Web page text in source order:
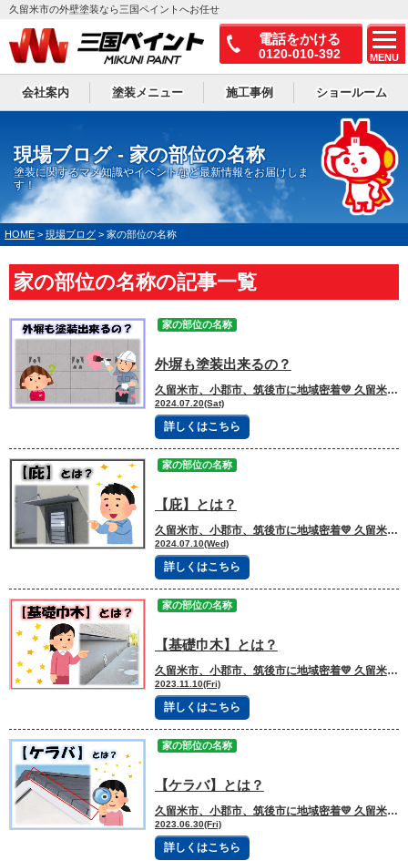
電話をかける
0120-010-392 MENU
久留米市の外壁塗装なら三国ペイントへお任せ
会社案内 塗装メニュー 施工事例 ショールーム
現場ブログ - 家の部位の名称
塗装に関するマメ知識やイベントなど最新情報をお届けしま
す！
HOME > 現場ブログ > 家の部位の名称
家の部位の名称の記事一覧
外塀も塗装出来るの？
久留米市、小郡市、筑後市に地域密着💛 久留米市諏訪野町で外壁塗装・屋根塗装をしています 三国ペイントでございます！🎶 ブログを読んで頂きありがとうございます😻 外壁や屋根を塗装して綺麗な外観を保っていたとしても 塀などにコケやサビ、汚れが付着していると全体的に見た時にアンバランスですよね😓 前回、外壁・屋根の塗装工事をされた方で、 『今回は塀や門扉の塗装をしたいです！！』という方もいらっしゃいました。 高圧洗浄をするだけでも汚れが落ちるため綺麗になりますが 塗装をすると保護されるため長持ちすることができますし、 色を変えることで更におしゃれな外観にすることができます😄 【目次】 ※読みたい項目をクリック！ 《外塀も塗装でキレイに！》 【塗装前にひび割れや欠けの補修をしよう】 【カラーチェンジ事例】 《外塀を塗装するときの注意点》 １．外塀の建材のチェック ２．塗装の剥がれや膨れに注意 《まとめ》 ーーーーーｷﾘﾄﾘｾﾝーーーーー 《外塀も塗装でキレイに！》 コンクリートやブロック塀は黒ずみ古ぼけてきたり、コケが発生するといったお家も あるかと思います。 ☝🏻の写真のように、高圧洗浄をした後、単色で塗装するだけでも雰囲気を変えることができます。 【塗装前にひび割れや欠けの補修をしよう】 ひび割れや欠けてしまった外塀も補修することはできます。 モルタルやシーリングを使って補修した後に全体的に塗装を行うことで 補修の後も目立つことはありません。 【カラーチェンジ事例】 これまでの色と違う色にすることもできます！ 外壁の色に合わせて塀の色を塗装される方が多いです。 外壁と正反対の色にされるのもアクセントになっておしゃれになります。 《外塀を塗装するときの注意点》 １．外塀の建材のチェック お家の門や塀にどんな建材が使われているかをチェックしましょう。 建材によって塗料も異なるため 適切でなければ耐用年数が短くなります。 ☝🏻の図のようにコンクリート部分と金属部分があるのに、 どちらも同じ塗料で塗装する業者には注意が必要になります。 ２．塗装の剥がれや膨れに注意 外塀に使われるブロックやコンクリートは水が染み込みやすい建材になります。 水から水蒸気に変わると体積が約１６００倍ほど膨張します。 塗装を行っても、地面から水分を吸収してしまうため剥がれや膨れを生じてしまうことがあります。 そのために、透湿性の高い塗料を使用することが必要になります。 《まとめ》 ブロック塀やコンクリート塀は、黒ずみやコケが目立ってきても、 塗装によってきれいにすることができます✨ 高圧洗浄と補修を行ったうえで塗装することで、雰囲気が大きく変わり、 外壁に合わせた色やアクセントカラーも楽しめます👀 塗装の際は、建材に合った塗料選びが重要になってきますので、 必ずプロの方に相談しましょう📞 ーーーーーｷﾘﾄﾘｾﾝーーーーー 三国ペイントは、大切な財産であるお家🏠の塗装計画のお手伝いを、 お客様の意思を尊重しながらさせて頂いております💪✨ どうぞお気軽にご相談下さい😻 今日もブログを読んでいただきありがとうございます👍 お問合せフォームはこちら 久留米市・小郡市・鳥栖市・基山町 広川町に地域密着した三国建装自慢の 【施工事例】をぜひご覧ください★ 久留米初のショールームをオープンしました！ ぜひご来店頂き、ゆっくりお家の塗装計画を お聞かせください★ 三国ペイントは久留米市・小郡市・鳥栖市・基山町 広川町を中心として地域密着！！ 住まいのお悩み、ご相談は外壁塗装・ 屋根塗装＆雨漏り専門店の三国ペイントへ✧ 久留米ショールーム：久留米市諏訪野町2355-1 小郡オフィス：小郡市横隈1694-1 ☎フリーダイヤル：0120-010-392 WEBからのお問い合わせはこちら
2024.07.20(Sat)
詳しくはこちら
家の部位の名称
【庇】とは？
久留米市、小郡市、筑後市に地域密着💛 久留米市諏訪野町で外壁塗装・屋根塗装をしています 三国ペイントでございます！🎶 ブログを読んで頂きありがとうございます😻 ブログをご覧の皆さん、こんにちは🌞 【庇】と聞いて、どういうものか思いつきますか？ 皆さんのお家にも庇があるかもしれませんね😊 本日は、庇の役割についてお話しします📝 【目次】 ※読みたい項目をクリック！ 《庇とは？》 《庇の役割》 １．雨よけ ２．直射日光を遮断する ３．汚れを防ぐ 《庇の種類》 《庇の素材と特徴》 《庇の劣化とメンテナンス方法》 《まとめ》 ーーーーーｷﾘﾄﾘｾﾝーーーーー 《庇とは？》 【庇】は、玄関ポーチやベランダ、窓の上に突き出すように設置された小屋根のことをいいます。 古来より受け継がれてきた日本家屋に欠かせない部位の１つになります。 《庇の役割》 １．雨よけ 雨の日の玄関前（エントランス）で、傘をたたんだり鞄から鍵を取り出す際に 濡れてしまうことがあります。 そういった時に庇があれば雨に濡れません。 また、窓を開けた状態で雨が降ってきても、窓の上に庇があれば部屋に雨が入り込みにくくなります。 ２．直射日光を遮断する 日本の日差しは、夏は真上近くから差し込み、冬は斜めから差し込むというように、 季節により差し込む角度が変化します。 庇があれば、夏の真上からの日差しを遮ることができます。 日差しが差し込むとカーテン等の窓際にある家具の劣化や色あせが早くなったり、 エアコンの効き目が悪くなりますが、庇があればこれらを防ぐことができます。 ３．汚れを防ぐ 外壁は雨だれやほこりによって汚れが付着してしまいます。 雨染みがあることで建物の美観を大きく損なわれてしまいます。 ですが、庇が付いていればサッシ廻りの汚れや窓ガラスの汚れなどは軽減されます。 《庇の種類》 【陸庇（ろくひさし）】 傾斜のない平らな屋根のことを「陸屋根」と呼ぶように 陸庇も下部が水平で上部は水はけのために緩い勾配がついた屋根形状になっています。 柱や間柱の側面に庇の型板を釘で打ち付けて設置します。 後付けの場合は、サイディングの外壁材の上からビスで打ち込んでから柱や間柱に固定します。 【腕木庇（うでぎひさし）】 柱や壁から突き出した腕木によって支えられている庇のことです。 柱や壁に開けたほぞ穴に腕木を差し込んだ上にだし桁をのせ、垂木を渡し屋根下地の野地板を貼るため 腕木が庇部分を支えているような形状をしています。 《庇の素材と特徴》 【木製庇】 水に強く腐食しにくいヒバ等で骨組みに使用されることが多く、 屋根部分に関してはガルバリウム銅板等の金属板で仕上げるというのが一般的です。 【アルミニウム庇】 現在主流！ 軽い・加工しやすい耐久性・耐食性に優れているアルミニウムは自動車の部品、 サッシやサーバー、飲料水の缶などいろんな場面で活用されています。 また、デザイン性が高く、表面の仕上げによっては表情が変わったりもするところが アルミニウムの特徴になります。 【ガルバリウム庇】 金属製の中でもサビにくく熱に強い等、耐摩耗性に優れた建材になります。 デザイン性は賛否両論がありますが、和と洋ぢちらとも相性がいいのも特徴です。 【ガラス庇】 透明感があり主張しすぎないデザインが人気で耐水性や耐風性も優れています。 玄関ドア上部に使用されることが多いです。 【ポリカーボネート庇】 軽量で劣化しにくいポリカーボネートは庇としてよく利用されます。 ポリカーボネートは透明で、庇の下でも暗くなりにくいという特徴があります。 強度は金属に劣るため、取付部品や補強材には金属が使われます。 《庇の劣化とメンテナンス方法》 庇の主な劣化症状として挙げられるのが表面の変色、塗装の剥がれ・色褪せです。 ☝🏻は塗膜が劣化しているサインになりますので、庇の保護機能が低下している状態になります。 このような場合は、塗装によるメンテナンスが必要になります。 また、木製の庇は長期間にわたって雨水や湿気を受けることで腐食が進行しやすく、 金属製の庇でも錆が発生して強度の低下・穴あきの原因になります。 ☝🏻の状態で塗装をしたとしても、元々あった腐食やサビが進行することで、 また早期に劣化症状として出てきてしまいます。 このような場合は、庇屋根のカバー工法（庇の板金巻き）や、庇交換工事が必要となります！ 《まとめ》 庇は、雨や日差しを防ぐだけでなく、外壁や窓まわりの汚れを軽減し、 建物の美観や快適性を守る重要な役割を担っています⭐ 日本の気候に適した建築要素として、古くから住まいに取り入れられてきた理由も、 こうした実用性の高さにあるからです。 庇も外壁や屋根と同じように劣化していきますので、 塗装工事やメンテナンスを行う際に、一度チェックしてみてください🔍 ーーーーーｷﾘﾄﾘｾﾝーーーーー 三国ペイントは、大切な財産であるお家🏠の塗装計画のお手伝いを、 お客様の意思を尊重しながらさせて頂いております💪✨ どうぞお気軽にご相談下さい😻 今日もブログを読んでいただきありがとうございます👍 お問合せフォームはこちら 久留米市・小郡市・鳥栖市・基山町 広川町に地域密着した三国建装自慢の 【施工事例】をぜひご覧ください★ 久留米初のショールームをオープンしました！ ぜひご来店頂き、ゆっくりお家の塗装計画を お聞かせください★ 三国ペイントは久留米市・小郡市・鳥栖市・基山町 広川町を中心として地域密着！！ 住まいのお悩み、ご相談は外壁塗装・ 屋根塗装＆雨漏り専門店の三国ペイントへ✧ 久留米ショールーム：久留米市諏訪野町2355-1 小郡オフィス：小郡市横隈1694-1 ☎フリーダイヤル：0120-010-392 WEBからのお問い合わせはこちら
2024.07.10(Wed)
詳しくはこちら
家の部位の名称
【基礎巾木】とは？
久留米市、小郡市、筑後市に地域密着💛 久留米市諏訪野町で外壁塗装・屋根塗装をしています 三国ペイントでございます！🎶 ブログを読んで頂きありがとうございます😻 外壁塗装を検討する際、多くの方は「外壁」や「屋根」に目が向きがちです👀 しかし、建物の土台部分である【基礎巾木（きそはばき）】の塗装も、 実は非常に重要なメンテナンスのひとつです。 今回のブログでは、基礎巾木についてご紹介していきます📝 【目次】 ※読みたい項目をクリック！ 《基礎巾木とは》 《なぜ基礎巾木塗装が必要なのか》 【美観の維持】 【コンクリートの劣化防止】 【防カビ・防藻効果】 《基礎巾木を放置するとどうなる？》 《まとめ》 ーーーーーｷﾘﾄﾘｾﾝーーーーー 《基礎巾木とは》 基礎巾木とは、建物の基礎コンクリートの立ち上がり部分を仕上げた箇所で、 地面と外壁の境目にあたります。 普段あまり意識されない部分ですが、実際には ・雨水の跳ね返り ・湿気 ・紫外線 といった影響を受けやすい場所になります。 《なぜ基礎巾木塗装が必要なのか》 【美観の維持】 基礎部分は汚れが付きやすく、黒ずみやひび割れが目立ちやすい箇所です。 塗装を行うことで、建物全体の印象が引き締まり、外観の美しさを保つことができます。 【コンクリートの劣化防止】 コンクリートはそのままだと水分を吸収しやすく、劣化の原因になります。 塗装によって保護することで、中性化や凍害を防ぎ、基礎の耐久性を高めることができます。 【防カビ・防藻効果】 湿気がこもりやすい基礎部分は、カビや苔が発生しやすい環境です。 専用塗料を使用することで、防カビ・防藻効果が期待できます。 ーー 基礎巾木と虫の影響について ーーーーーーーーーーーーーーーー 「基礎まわりに虫が集まる」といったお悩みが多々見受けられます。 基礎巾木自体が虫のエサになることはありませんが、 劣化を放置することで虫害のリスクが高まる可能性があります。 シロアリ コンクリート自体は食べられませんが、ひび割れや隙間があると侵入経路となり、 床下の木材被害につながる恐れがあります。 ムカデ・ダンゴムシ 湿気を好む虫は基礎周辺に集まりやすい傾向があります。 防水性を高めることで、発生を抑える効果が期待できます。 ーーーーーーーーーーーーーーーーーーーーーーーーーーーーーーーー 《基礎巾木を放置するとどうなる？》 基礎巾木のメンテナンスを放置すると以下のようなリスクがあります👇🏻 ・ひび割れが進行し見た目が悪化 ・雨水の浸透による基礎の劣化 ・白華現象（エフロレッセンス）の発生 ・シロアリや湿気を好む虫の侵入リスク増加 ・建物全体の耐久性低下 外壁がきれいになったしても、基礎部分が汚れていると建物全体の印象が損なわれてしまうので、 外壁塗装と一緒のタイミングでメンテナンスをするのをおすすめします。 《まとめ》 基礎巾木塗装は、単なる見た目の改善ではなく、 建物の耐久性や住環境を守るために欠かせない重要な工事です💪🏻 特に、ひび割れや湿気を放置すると虫害の原因にもつながるため、早めの対策が大切です。 外壁塗装を検討する際は、ぜひ基礎部分の状態にも目を向けてみてください👀 ーーーーーｷﾘﾄﾘｾﾝーーーーー 三国ペイントは、大切な財産であるお家🏠の塗装計画のお手伝いを、 お客様の意思を尊重しながらさせて頂いております💪✨ どうぞお気軽にご相談下さい😻 今日もブログを読んでいただきありがとうございます👍 お問合せフォームはこちら 久留米市・小郡市・鳥栖市・基山町 広川町に地域密着した三国建装自慢の 【施工事例】をぜひご覧ください★ 久留米初のショールームをオープンしました！ ぜひご来店頂き、ゆっくりお家の塗装計画を お聞かせください★ 三国ペイントは久留米市・小郡市・鳥栖市・基山町 広川町を中心として地域密着！！ 住まいのお悩み、ご相談は外壁塗装・ 屋根塗装＆雨漏り専門店の三国ペイントへ✧ 久留米ショールーム：久留米市諏訪野町2355-1 小郡オフィス：小郡市横隈1694-1 ☎フリーダイヤル：0120-010-392 WEBからのお問い合わせはこちら
2023.11.10(Fri)
詳しくはこちら
家の部位の名称
【ケラバ】とは？
久留米市、小郡市、筑後市に地域密着💛 久留米市諏訪野町で外壁塗装・屋根塗装をしています 三国ペイントでございます！🎶 ブログを読んで頂きありがとうございます😻 屋根の形状や構造について調べていると、「ケラバ」という言葉を見かけたことはありませんか？ 普段の生活ではあまり聞き慣れない建築用語のため、 「どの部分のこと？」「どんな役割があるの？」と疑問に感じる方も多いでしょう。 今回のブログでは、ケラバについてご紹介していきます📝 【目次】 ※読みたい項目をクリック！ 《ケラバとは》 《ケラバの役割》 【日当たりの調整】 【外壁の劣化を抑える】 【雨漏りの防止】 《ケラバのメンテナンス方法》 《まとめ》 ーーーーーｷﾘﾄﾘｾﾝーーーーー 《ケラバとは》 切妻屋根や片流れ屋根の側面から外側に張り出している部分は、「ケラバ」と呼ばれます。 ケラバは特定の屋根材の名称ではなく、屋根の“位置”や“部位”を示す建築用語です。 一般的には、屋根材のほかに破風板や水切り板金などで覆われている部分を指します。 《ケラバの役割》 【日当たりの調整】 ケラバがあることで、外壁や窓に直射日光が当たる量をコントロールすることができます。 もしケラバが全くない場合、夏場は強い日差しが直接室内に入り込み、 特に２階の室温や湿度が上がりやすくなります。 一方でケラバがあると、夏は強い日差しを遮り、 冬は太陽の位置が低くなるため光を取り込みやすくなります。 【外壁の劣化を抑える】 外壁は、雨や紫外線の影響によって徐々に劣化していきます。 ケラバがあることで、これらが外壁に直接当たるのを軽減できるため、 劣化の進行を抑える効果があります。 結果として、外壁の寿命を延ばすことにもつながります。 【雨漏りの防止】 ケラバ周辺は屋根の取り合い部分でもあり、雨水が入り込みやすい箇所の一つです。 適切に雨仕舞い（防水処理）されていることで、屋根内部への水の侵入を防ぎ、 雨漏りのリスクを低減します。 《ケラバのメンテナンス方法》 スレート屋根などに使われるケラバ板金は、 屋根材の下に敷かれているルーフィング（防水シート）の上から取り付けられます。 さらに、外壁側へ向けて板金をL字型に折り曲げることで、 雨水が内部へ入り込まないような構造になっています。 スレート屋根に使われるケラバ板金は、釘やビスの浮き、板金のめくれや変形が原因で、 雨水が入り込みやすくなります。 その結果、放置すると雨漏りにつながるリスクがあるため、劣化箇所があれば 補修を行います。 一方で、瓦屋根の場合はケラバ板金を使用せず、「袖瓦」と呼ばれるケラバ専用の瓦を用いて 水切り処理を行います。 瓦がズレていたり外れている場合は整然と並べ直し、破損しているものは取り替えます。 セメント瓦やコンクリート瓦の場合、屋根塗装を行う際に ケラバ部分の瓦もあわせて塗り替えるのが一般的です。 ただし、既存の瓦がすでに廃番となっているケースでは、同等の代替品を使用するか、 状況によっては屋根全体の葺き替えが必要になることもあります。 《まとめ》 ケラバは、屋根の端に位置する重要な部分であり、見た目だけでなくお家を守るうえで 大切な役割を担っています⭐ 日差しの調整による室内環境の快適化、外壁の劣化軽減、そして雨漏りの防止など、 さまざまな機能を持っているため、決して軽視できる部分ではありません👀 ケラバの役割や構造を正しく理解し、適切なメンテナンスを行うことで、 大切なお家を長く安心して守っていきましょう。 ーーーーーｷﾘﾄﾘｾﾝーーーーー 三国ペイントは、大切な財産であるお家🏠の塗装計画のお手伝いを、 お客様の意思を尊重しながらさせて頂いております💪✨ どうぞお気軽にご相談下さい😻 今日もブログを読んでいただきありがとうございます👍 お問合せフォームはこちら 久留米市・小郡市・鳥栖市・基山町 広川町に地域密着した三国建装自慢の 【施工事例】をぜひご覧ください★ 久留米初のショールームをオープンしました！ ぜひご来店頂き、ゆっくりお家の塗装計画を お聞かせください★ 三国ペイントは久留米市・小郡市・鳥栖市・基山町 広川町を中心として地域密着！！ 住まいのお悩み、ご相談は外壁塗装・ 屋根塗装＆雨漏り専門店の三国ペイントへ✧ 久留米ショールーム：久留米市諏訪野町2355-1 小郡オフィス：小郡市横隈1694-1 ☎フリーダイヤル：0120-010-392 WEBからのお問い合わせはこちら
2023.06.30(Fri)
詳しくはこちら
家の部位の名称